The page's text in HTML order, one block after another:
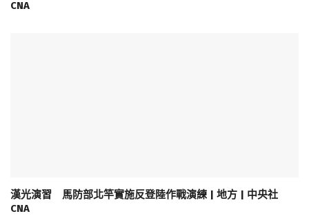
CNA
漢光演習 馬防部北竿實施反登陸作戰演練 | 地方 | 中央社
CNA